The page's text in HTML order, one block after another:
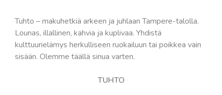
Tuhto – makuhetkiä arkeen ja juhlaan Tampere-talolla.
Lounas, illallinen, kahvia ja kuplivaa. Yhdistä
kulttuurielämys herkulliseen ruokailuun tai poikkea vain
sisään. Olemme täällä sinua varten.
TUHTO